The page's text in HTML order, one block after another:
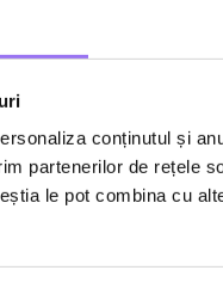
conținutul și
partenerilor de rețele
le pot combina cu